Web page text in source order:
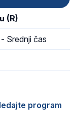
(R)
Srednji čas
program